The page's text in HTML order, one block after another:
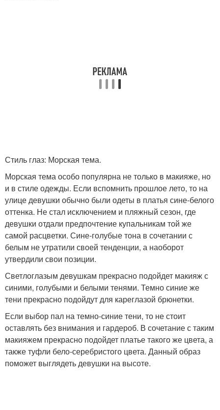
Стиль глаз: Морская тема.
Морская тема особо популярна не только в макияже, но
и в стиле одежды. Если вспомнить прошлое лето, то на
улице девушки обычно были одеты в платья сине-белого
оттенка. Не стал исключением и пляжный сезон, где
девушки отдали предпочтение купальникам той же
самой расцветки. Сине-голубые тона в сочетании с
белым не утратили своей тенденции, а наоборот
утвердили свои позиции.
Светлоглазым девушкам прекрасно подойдет макияж с
синими, голубыми и белыми тенями. Темно синие же
тени прекрасно подойдут для кареглазой брюнетки.
Если выбор пал на темно-синие тени, то не стоит
оставлять без внимания и гардероб. В сочетание с таким
макияжем прекрасно подойдет платье такого же цвета, а
также туфли бело-серебристого цвета. Данный образ
поможет выглядеть девушки на высоте.